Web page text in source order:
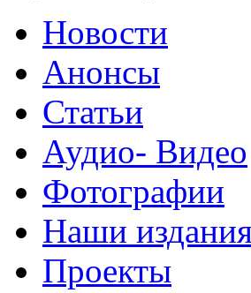
Новости
Анонсы
Статьи
Аудио- Видео
Фотографии
Наши
Проекты